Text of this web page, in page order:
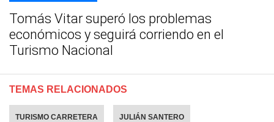
Tomás Vitar superó los problemas
económicos y seguirá corriendo en el
Turismo Nacional
TEMAS RELACIONADOS
TURISMO CARRETERA JULIÁN SANTERO